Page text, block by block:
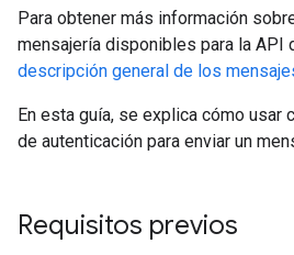
Para obtener más información
mensajería disponibles para la API
descripción general de los
En esta guía, se explica cómo usar
de autenticación para enviar un
Requisitos previos